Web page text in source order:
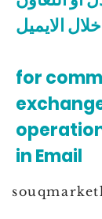
الايميل
for
in Email